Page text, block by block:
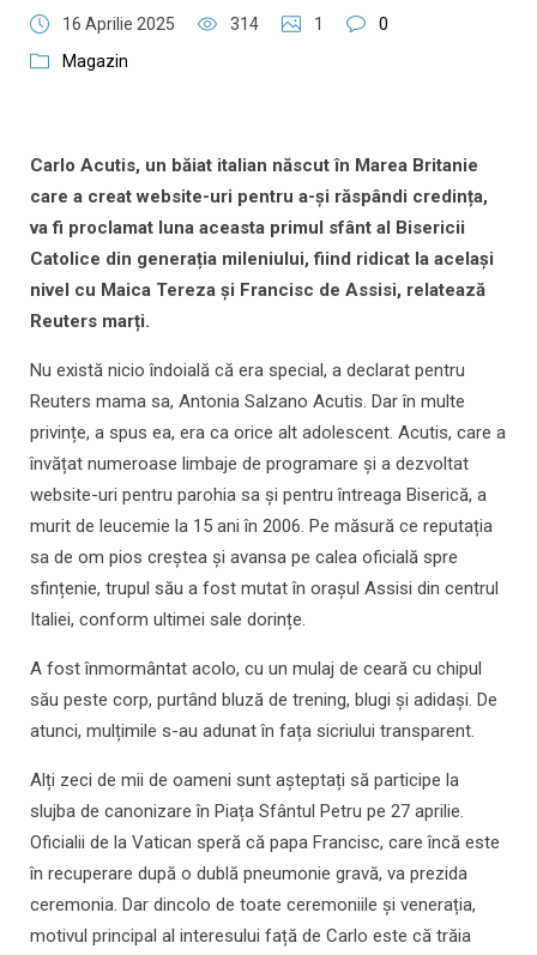
16 Aprilie 2025 314 1
0
Magazin
Carlo Acutis, un băiat italian născut în Marea Britanie
care a creat website-uri pentru a-și răspândi credința,
va fi proclamat luna aceasta primul sfânt al Bisericii
Catolice din generația mileniului, fiind ridicat la același
nivel cu Maica Tereza și Francisc de Assisi, relatează
Reuters marți.
Nu există nicio îndoială că era special, a declarat pentru
Reuters mama sa, Antonia Salzano Acutis. Dar în multe
privințe, a spus ea, era ca orice alt adolescent. Acutis, care a
învățat numeroase limbaje de programare și a dezvoltat
website-uri pentru parohia sa și pentru întreaga Biserică, a
murit de leucemie la 15 ani în 2006. Pe măsură ce reputația
sa de om pios creștea și avansa pe calea oficială spre
sfințenie, trupul său a fost mutat în orașul Assisi din centrul
Italiei, conform ultimei sale dorințe.
A fost înmormântat acolo, cu un mulaj de ceară cu chipul
său peste corp, purtând bluză de trening, blugi și adidași. De
atunci, mulțimile s-au adunat în fața sicriului transparent.
Alți zeci de mii de oameni sunt așteptați să participe la
slujba de canonizare în Piața Sfântul Petru pe 27 aprilie.
Oficialii de la Vatican speră că papa Francisc, care încă este
în recuperare după o dublă pneumonie gravă, va prezida
ceremonia. Dar dincolo de toate ceremoniile și venerația,
motivul principal al interesului față de Carlo este că trăia